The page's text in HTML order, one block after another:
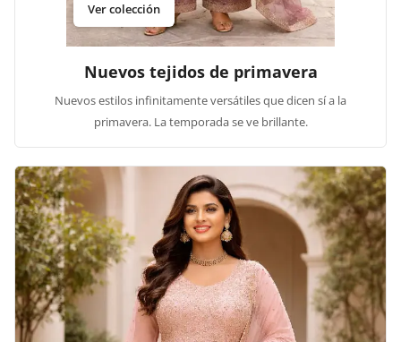
Ver colección
Nuevos tejidos de primavera
Nuevos estilos infinitamente versátiles que dicen sí a la
primavera. La temporada se ve brillante.